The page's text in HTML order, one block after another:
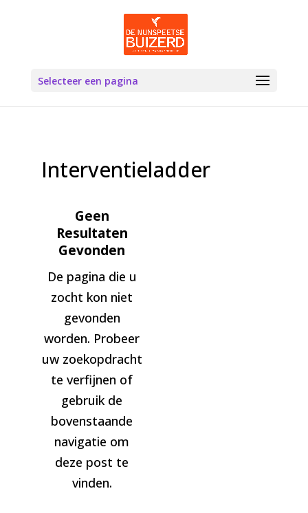
Selecteer een pagina
Interventieladder
Geen
Resultaten
Gevonden
De pagina die u
zocht kon niet
gevonden
worden. Probeer
uw zoekopdracht
te verfijnen of
gebruik de
bovenstaande
navigatie om
deze post te
vinden.